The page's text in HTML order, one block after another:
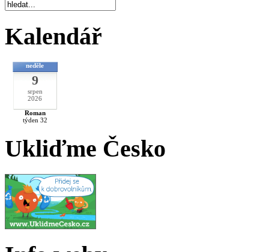
Kalendář
neděle
9
srpen
2026
Roman
týden 32
Ukliďme Česko